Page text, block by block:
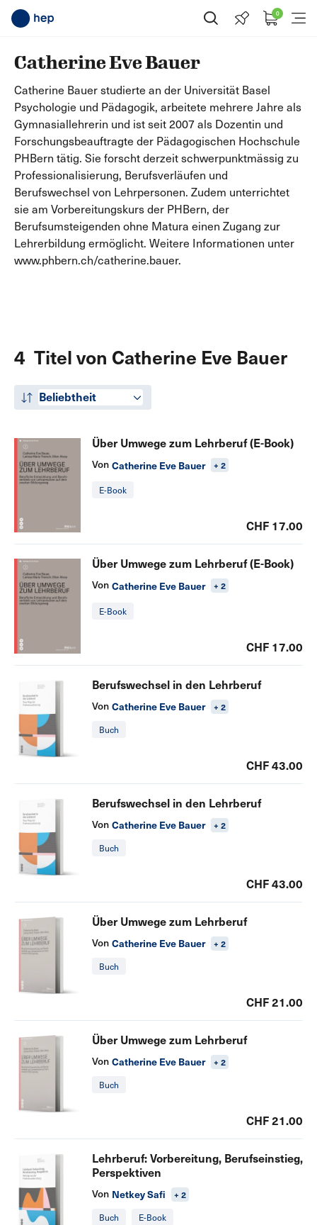
Suche öffnen 0
Catherine Eve Bauer
Catherine Bauer studierte an der Universität Basel
Psychologie und Pädagogik, arbeitete mehrere Jahre als
Gymnasiallehrerin und ist seit 2007 als Dozentin und
Forschungsbeauftragte der Pädagogischen Hochschule
PHBern tätig. Sie forscht derzeit schwerpunktmässig zu
Professionalisierung, Berufsverläufen und
Berufswechsel von Lehrpersonen. Zudem unterrichtet
sie am Vorbereitungskurs der PHBern, der
Berufsumsteigenden ohne Matura einen Zugang zur
Lehrerbildung ermöglicht. Weitere Informationen unter
www.phbern.ch/catherine.bauer.
4 Titel von Catherine Eve Bauer
Beliebtheit
Über Umwege zum Lehrberuf (E-Book)
Von Catherine Eve Bauer + 2
E-Book
CHF 17.00
Über Umwege zum Lehrberuf (E-Book)
Von Catherine Eve Bauer + 2
E-Book
CHF 17.00
Berufswechsel in den Lehrberuf
Von Catherine Eve Bauer
+ 2
Buch
CHF 43.00
Berufswechsel in den Lehrberuf
Von Catherine Eve Bauer
+ 2
Buch
CHF 43.00
Über Umwege zum Lehrberuf
Von Catherine Eve Bauer
+ 2
Buch
CHF 21.00
Über Umwege zum Lehrberuf
Von Catherine Eve Bauer
+ 2
Buch
CHF 21.00
Lehrberuf: Vorbereitung, Berufseinstieg,
Perspektiven
Von Netkey Safi
+ 2
Buch
E-Book